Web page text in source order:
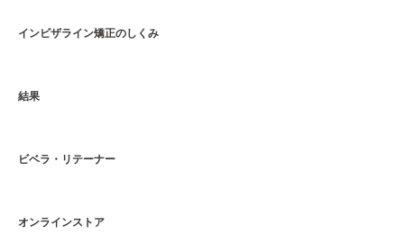
インビザライン矯正のしくみ
結果
ビベラ・リテーナー
オンラインストア​